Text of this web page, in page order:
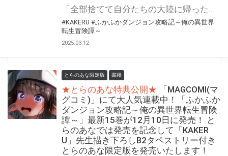
#KAKERU #ふかふかダンジョン攻略記～俺の異世界
転生冒険譚～
2025.03.12
とらのあな限定版 書籍
★とらのあな特典公開★
「MAGCOMI(マ
グコミ)」にて大人気連載中！「ふかふか
ダンジョン攻略記～俺の異世界転生冒険
譚～」最新15巻が12月10日に発売！ と
らのあなでは発売を記念して「KAKER
U」先生描き下ろしB2タペストリー付き
とらのあな限定版を発売いたします！